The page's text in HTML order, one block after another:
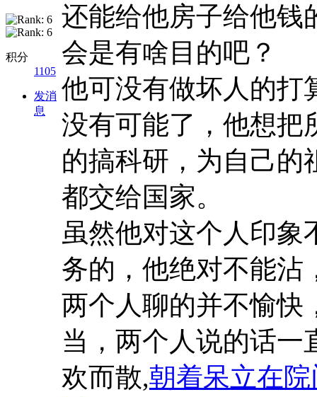
积分
1105
发消
息
还能给他房子给他钱
会是有啥目的吧？
他可没有做坏人的打
没有可能了，他想把
的搞科研，为自己的
都交给国家。
虽然他对这个人印象
务的，他绝对不能沾
两个人聊的并不愉快
当，两个人说的话一
欢而散,朝着呆立在